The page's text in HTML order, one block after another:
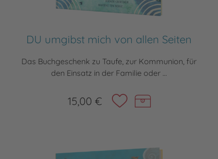
DU umgibst mich von allen Seiten
Das Buchgeschenk zu Taufe, zur Kommunion, für
den Einsatz in der Familie oder ...
15,00 €